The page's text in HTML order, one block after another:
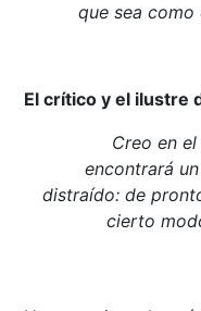
que sea como el
El crítico y el ilustre
Creo en
encontrará
distraído: de
cierto